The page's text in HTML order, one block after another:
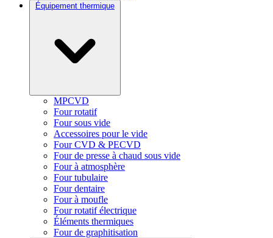
Équipement thermique
MPCVD
Four rotatif
Four sous vide
Accessoires pour le vide
Four CVD & PECVD
Four de presse à chaud sous vide
Four à atmosphère
Four tubulaire
Four dentaire
Four à moufle
Four rotatif électrique
Éléments thermiques
Four de graphitisation